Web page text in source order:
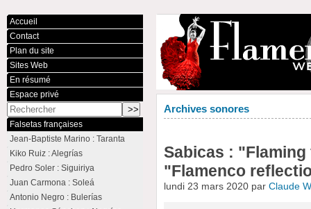
Archives sonores
Sabicas :
"Flamenco
lundi 23 mars 2020 parClaude
Accueil
Contact
Plan du site
Sites Web
En résumé
Espace privé
Falsetas françaises
Jean-Baptiste Marino : Taranta
Kiko Ruiz : Alegrías
Pedro Soler : Siguiriya
Juan Carmona : Soleá
Antonio Negro : Bulerías